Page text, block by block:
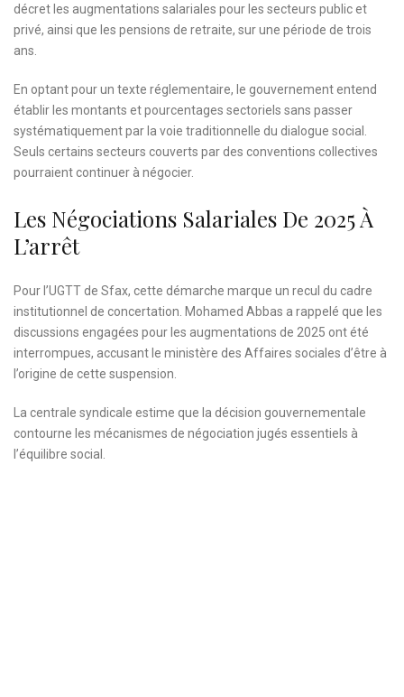
décret les augmentations salariales pour les secteurs public et
privé, ainsi que les pensions de retraite, sur une période de trois
ans.
En optant pour un texte réglementaire, le gouvernement entend
établir les montants et pourcentages sectoriels sans passer
systématiquement par la voie traditionnelle du dialogue social.
Seuls certains secteurs couverts par des conventions collectives
pourraient continuer à négocier.
Les Négociations Salariales De 2025 À
L’arrêt
Pour l’UGTT de Sfax, cette démarche marque un recul du cadre
institutionnel de concertation. Mohamed Abbas a rappelé que les
discussions engagées pour les augmentations de 2025 ont été
interrompues, accusant le ministère des Affaires sociales d’être à
l’origine de cette suspension.
La centrale syndicale estime que la décision gouvernementale
contourne les mécanismes de négociation jugés essentiels à
l’équilibre social.